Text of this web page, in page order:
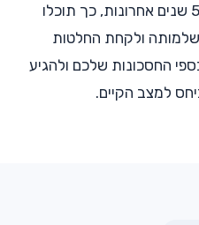
האחרונה/ 3 שנים אחרונות ו-5 שנים אחרונות, כך תוכלו
ולקחת החלטות
החסכונות שלכם ולהגיע
למצב הקיים.